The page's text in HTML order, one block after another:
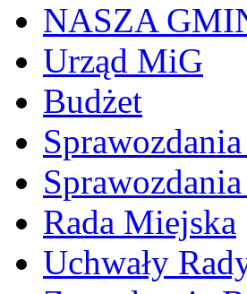
NASZA
Urząd MiG
Budżet
Rada Miejska
Uchwały